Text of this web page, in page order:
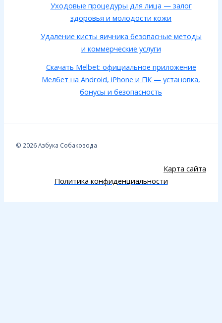
Уходовые процедуры для лица — залог
здоровья и молодости кожи
Удаление кисты яичника безопасные методы
и коммерческие услуги
Скачать Melbet: официальное приложение
Мелбет на Android, iPhone и ПК — установка,
бонусы и безопасность
© 2026 Азбука Собаковода
Карта сайта
Политика конфиденциальности